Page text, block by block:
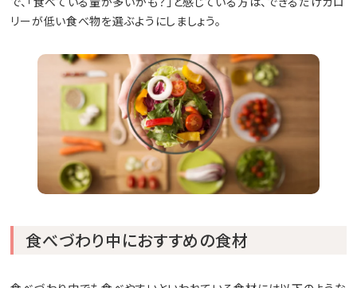
リーが低い食べ物を選ぶようにしましょう。
食べづわり中におすすめの食材